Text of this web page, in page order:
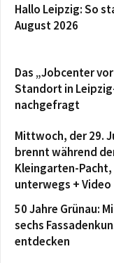
Hallo Leipzig: So
August 2026
Das „Jobcenter
Standort in
nachgefragt
Mittwoch, der 29.
brennt während
Kleingarten-
unterwegs + Video
50 Jahre Grünau:
sechs
entdecken